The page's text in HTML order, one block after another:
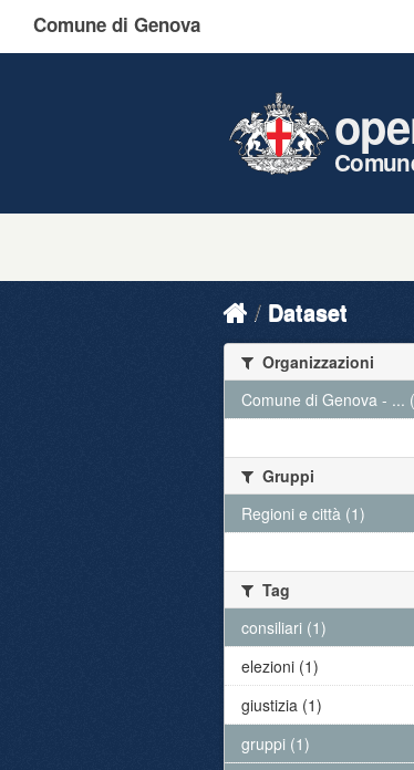
Comune di Genova
Dataset
Organizzazioni
Comune di Genova - ...
Gruppi
Regioni e città (1)
Tag
consiliari (1)
elezioni (1)
giustizia (1)
gruppi (1)